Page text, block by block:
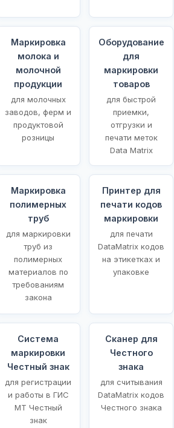
Маркировка
молока и
молочной
продукции
для молочных
заводов, ферм и
продуктовой
розницы
Оборудование
для
маркировки
товаров
для быстрой
приемки,
отгрузки и
печати меток
Data Matrix
Маркировка
полимерных
труб
для маркировки
труб из
полимерных
материалов по
требованиям
закона
Принтер для
печати кодов
маркировки
для печати
DataMatrix кодов
на этикетках и
упаковке
Система
маркировки
Честный знак
для регистрации
и работы в ГИС
МТ Честный
знак
Сканер для
Честного
знака
для считывания
DataMatrix кодов
Честного знака